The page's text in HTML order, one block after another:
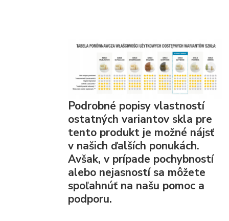
Podrobné popisy vlastností
ostatných variantov skla pre
tento produkt je možné nájsť
v našich ďalších ponukách.
Avšak, v prípade pochybností
alebo nejasností sa môžete
spoľahnúť na našu pomoc a
podporu.